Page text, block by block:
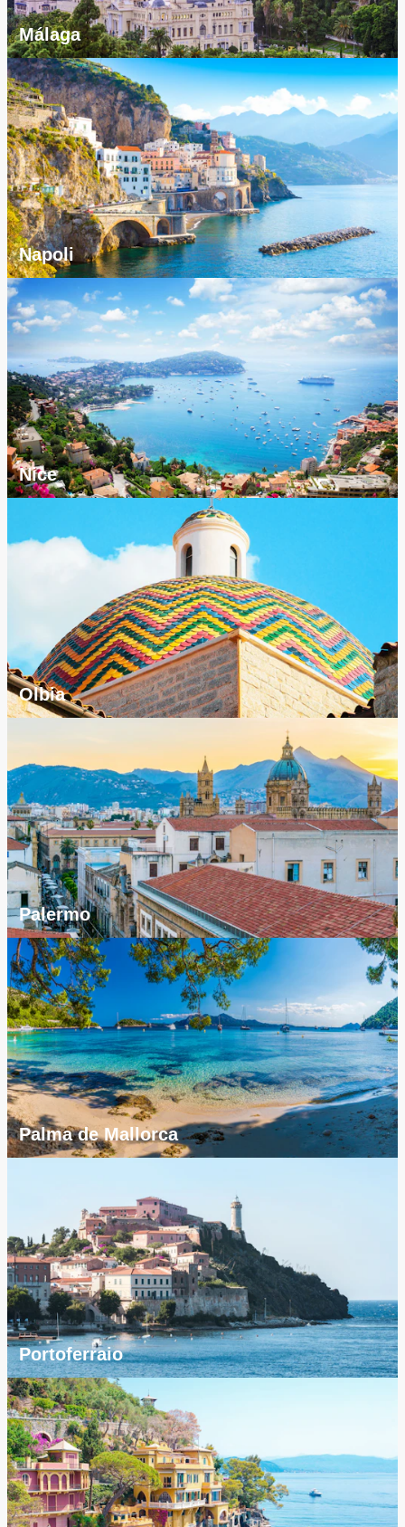
Málaga
Napoli
Nice
Olbia
Palermo
Palma de Mallorca
Portoferraio